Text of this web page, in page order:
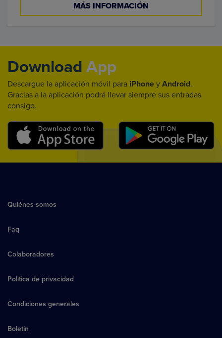
MÁS INFORMACIÓN
Download App
Descargue la aplicación móvil para iPhone y Android.
Gracias a la aplicación podrá llevar siempre sus entradas
consigo.
Quiénes somos
Faq
Colaboradores
Política de privacidad
Condiciones generales
Boletín